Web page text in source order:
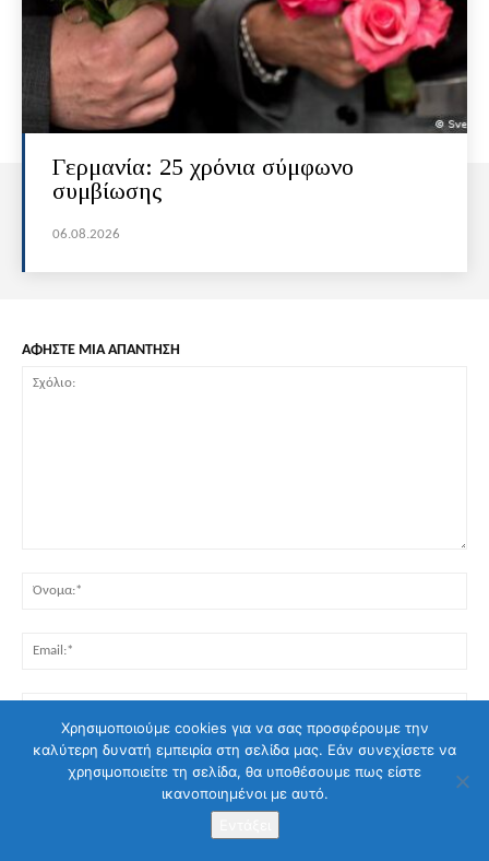
Γερμανία: 25 χρόνια σύμφωνο
συμβίωσης
06.08.2026
ΑΦΗΣΤΕ ΜΙΑ ΑΠΑΝΤΗΣΗ
Αποθηκεύστε το όνομα και το email μου για την επόμενη φορά που θα
Χρησιμοποιούμε cookies για να σας προσφέρουμε την
καλύτερη δυνατή εμπειρία στη σελίδα μας. Εάν συνεχίσετε να
χρησιμοποιείτε τη σελίδα, θα υποθέσουμε πως είστε
ικανοποιημένοι με αυτό.
Στείλετε το μήνυμα σας